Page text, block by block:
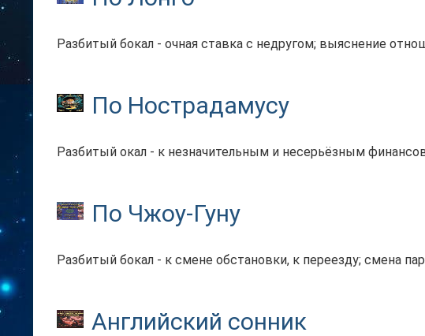
Разбитый бокал - очная ставка с недругом; выяснение
По Нострадамусу
Разбитый окал - к незначительным и несерьёзным
По Чжоу-Гуну
Разбитый бокал - к смене обстановки, к переезду; смена
Английский сонник